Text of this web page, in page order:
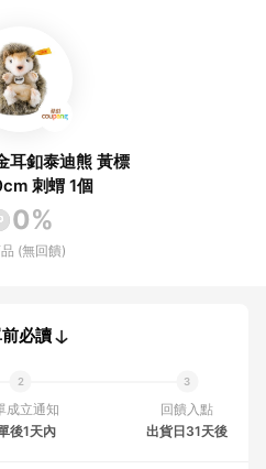
釦泰迪熊 黃標
玩偶 10cm 刺蝟 1個
0%
(無回饋)
必讀
成立通知
後1天內
回饋入點
出貨日31天後